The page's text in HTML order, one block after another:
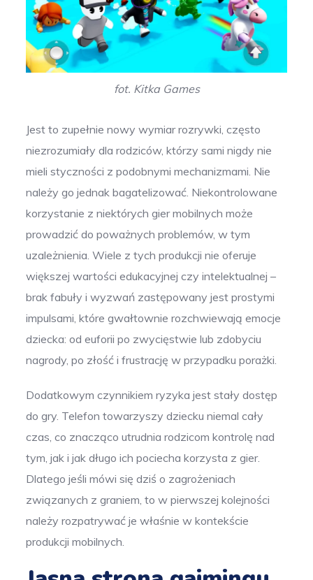
fot. Kitka Games
Jest to zupełnie nowy wymiar rozrywki, często
niezrozumiały dla rodziców, którzy sami nigdy nie
mieli styczności z podobnymi mechanizmami. Nie
należy go jednak bagatelizować. Niekontrolowane
korzystanie z niektórych gier mobilnych może
prowadzić do poważnych problemów, w tym
uzależnienia. Wiele z tych produkcji nie oferuje
większej wartości edukacyjnej czy intelektualnej –
brak fabuły i wyzwań zastępowany jest prostymi
impulsami, które gwałtownie rozchwiewają emocje
dziecka: od euforii po zwycięstwie lub zdobyciu
nagrody, po złość i frustrację w przypadku porażki.
Dodatkowym czynnikiem ryzyka jest stały dostęp
do gry. Telefon towarzyszy dziecku niemal cały
czas, co znacząco utrudnia rodzicom kontrolę nad
tym, jak i jak długo ich pociecha korzysta z gier.
Dlatego jeśli mówi się dziś o zagrożeniach
związanych z graniem, to w pierwszej kolejności
należy rozpatrywać je właśnie w kontekście
produkcji mobilnych.